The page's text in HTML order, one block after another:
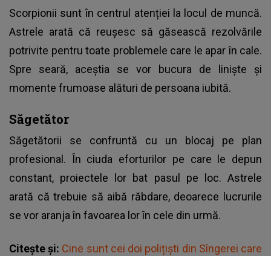
Scorpionii sunt în centrul atenției la locul de muncă.
Astrele arată că reușesc să găsească rezolvările
potrivite pentru toate problemele care le apar în cale.
Spre seară, aceștia se vor bucura de liniște și
momente frumoase alături de persoana iubită.
Săgetător
Săgetătorii se confruntă cu un blocaj pe plan
profesional. În ciuda eforturilor pe care le depun
constant, proiectele lor bat pasul pe loc. Astrele
arată că trebuie să aibă răbdare, deoarece lucrurile
se vor aranja în favoarea lor în cele din urmă.
Citește și: Cine sunt cei doi polițiști din Sîngerei care